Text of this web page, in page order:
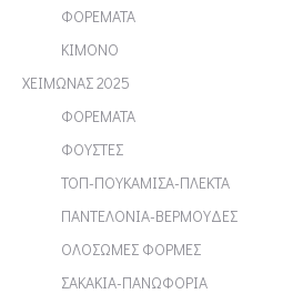
ΦΟΡΕΜΑΤΑ
ΚΙΜΟΝΟ
ΧΕΙΜΩΝΑΣ 2025
ΦΟΡΕΜΑΤΑ
ΦΟΥΣΤΕΣ
ΤΟΠ-ΠΟΥΚΑΜΙΣΑ-ΠΛΕΚΤΑ
ΠΑΝΤΕΛΟΝΙΑ-ΒΕΡΜΟΥΔΕΣ
ΟΛΟΣΩΜΕΣ ΦΟΡΜΕΣ
ΣΑΚΑΚΙΑ-ΠΑΝΩΦΟΡΙΑ